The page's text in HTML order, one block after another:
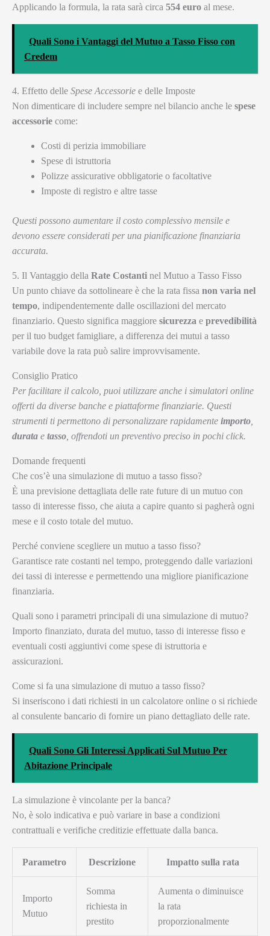
Applicando la formula, la rata sarà circa 554 euro al mese.
Quali Sono i Vantaggi del Mutuo a Tasso Fisso con
Credem
4. Effetto delle Spese Accessorie e delle Imposte
Non dimenticare di includere sempre nel bilancio anche le spese
accessorie come:
Costi di perizia immobiliare
Spese di istruttoria
Polizze assicurative obbligatorie o facoltative
Imposte di registro e altre tasse
Questi possono aumentare il costo complessivo mensile e
devono essere considerati per una pianificazione finanziaria
accurata.
5. Il Vantaggio della Rate Costanti nel Mutuo a Tasso Fisso
Un punto chiave da sottolineare è che la rata fissa non varia nel
tempo, indipendentemente dalle oscillazioni del mercato
finanziario. Questo significa maggiore sicurezza e prevedibilità
per il tuo budget famigliare, a differenza dei mutui a tasso
variabile dove la rata può salire improvvisamente.
Consiglio Pratico
Per facilitare il calcolo, puoi utilizzare anche i simulatori online
offerti da diverse banche e piattaforme finanziarie. Questi
strumenti ti permettono di personalizzare rapidamente importo
durata e tasso , offrendoti un preventivo preciso in pochi click.
Domande frequenti
Che cos’è una simulazione di mutuo a tasso fisso?
È una previsione dettagliata delle rate future di un mutuo con
tasso di interesse fisso, che aiuta a capire quanto si pagherà ogni
mese e il costo totale del mutuo.
Perché conviene scegliere un mutuo a tasso fisso?
Garantisce rate costanti nel tempo, proteggendo dalle variazioni
dei tassi di interesse e permettendo una migliore pianificazione
finanziaria.
Quali sono i parametri principali di una simulazione di mutuo?
Importo finanziato, durata del mutuo, tasso di interesse fisso e
eventuali costi aggiuntivi come spese di istruttoria e
assicurazioni.
Come si fa una simulazione di mutuo a tasso fisso?
Si inseriscono i dati richiesti in un calcolatore online o si richiede
al consulente bancario di fornire un piano dettagliato delle rate.
Quali Sono Gli Interessi Applicati Sul Mutuo Per
Abitazione Principale
La simulazione è vincolante per la banca?
No, è solo indicativa e può variare in base a condizioni
contrattuali e verifiche creditizie effettuate dalla banca.
Parametro Descrizione Impatto sulla rata
Importo
Mutuo
Somma
richiesta in
prestito
Aumenta o diminuisce
la rata
proporzionalmente